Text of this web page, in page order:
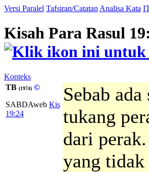
Versi Paralel Tafsiran/Catatan Analisa Kata
Kisah Para Rasul
Konteks
TB (1974) ©
SABDAweb Kis
19:24
Sebab
tukang
dari
yang